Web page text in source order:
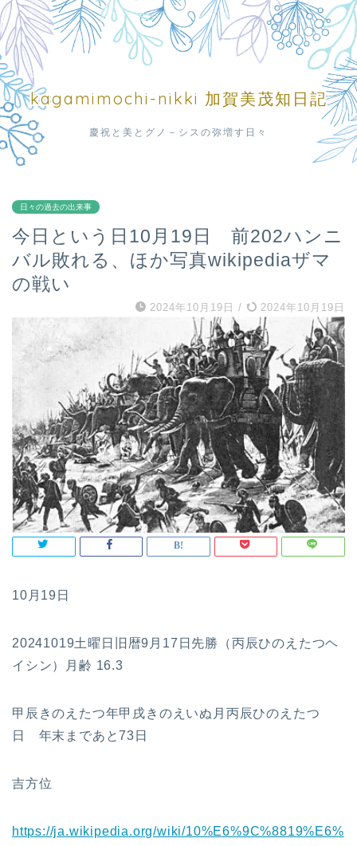
kagamimochi-nikki 加賀美茂知日記
慶祝と美とグノ－シスの弥増す日々
日々の過去の出来事
今日という日10月19日 前202ハンニ
バル敗れる、ほか写真wikipediaザマ
の戦い
2024年10月19日 / 2024年10月19日
10月19日
20241019土曜日旧暦9月17日先勝（丙辰ひのえたつヘ
イシン）月齢 16.3
甲辰きのえたつ年甲戌きのえいぬ月丙辰ひのえたつ
日 年末まであと73日
吉方位
https://ja.wikipedia.org/wiki/10%E6%9C%8819%E6%